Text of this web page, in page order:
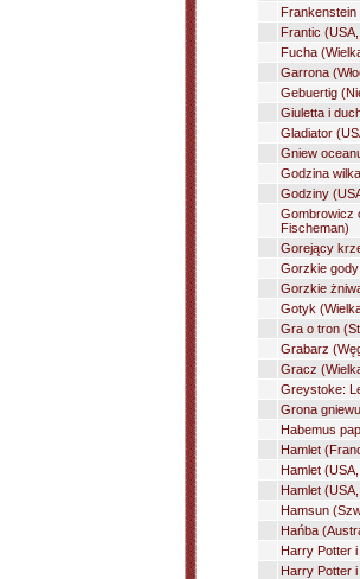
Frankenstein
Frantic
Fucha
Garrona
Gebuertig
Giuletta i
Gladiator
Gniew
Godzina
Godziny
Gombrowicz
Fischeman)
Gorejący
Gorzkie
Gorzkie
Gotyk
Gra o tron
Grabarz
Gracz
Greystoke:
Grona
Habemus
Hamlet
Hamlet
Hamlet
Hamsun
Hańba
Harry Potter
Harry Potter